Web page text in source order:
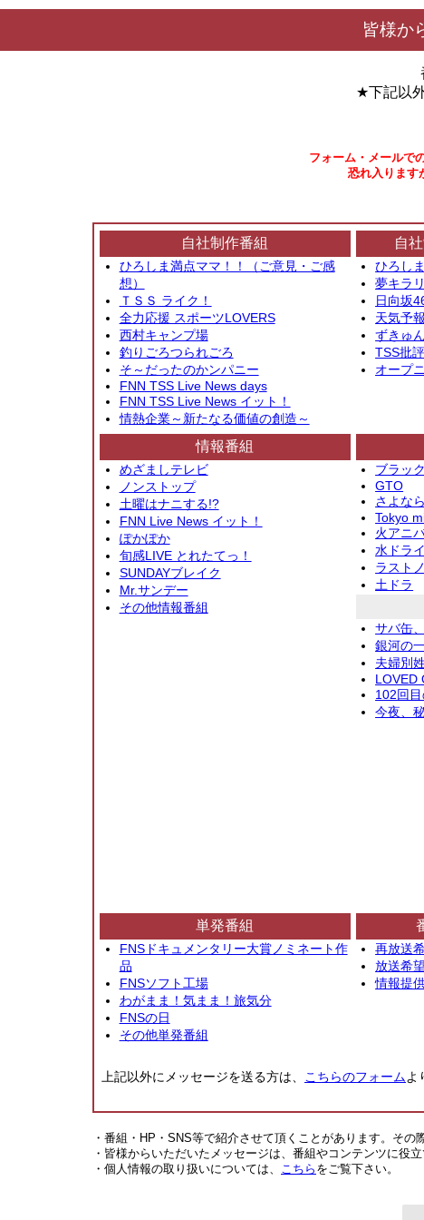
皆様か
★下記以
フォーム・メールで
恐れ入ります
自社制作番組
ひろしま満点ママ！！（ご意見・ご感
想）
ＴＳＳ ライク！
全力応援 スポーツLOVERS
西村キャンプ場
釣りごろつられごろ
そ～だったのかンパニー
FNN TSS Live News days
FNN TSS Live News イット！
情熱企業～新たなる価値の創造～
自
ひろし
夢キラリ
日向坂
天気予報
ずきゅ
TSS批評
オープ
情報番組
めざましテレビ
ノンストップ
土曜はナニする!?
FNN Live News イット！
ぽかぽか
旬感LIVE とれたてっ！
SUNDAYブレイク
Mr.サンデー
その他情報番組
ブラッ
GTO
さよな
Tokyo
火アニ
水ドラ
ラスト
土ドラ
サバ缶
銀河の
夫婦別
LOVED
102回
今夜、
単発番組
FNSドキュメンタリー大賞ノミネート作
品
FNSソフト工場
わがまま！気まま！旅気分
FNSの日
その他単発番組
再放送
放送希
情報提
上記以外にメッセージを送る方は、 こちらのフォームよ
・番組・HP・SNS等で紹介させて頂くことがあります。そ
・皆様からいただいたメッセージは、番組やコンテンツに役
・個人情報の取り扱いについては、
こちら をご覧下さい。